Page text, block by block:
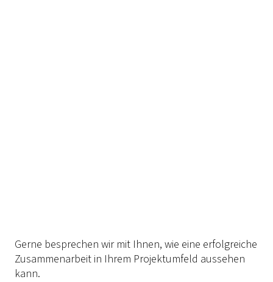
Gerne besprechen wir mit Ihnen, wie eine erfolgreiche
Zusammenarbeit in Ihrem Projektumfeld aussehen
kann.